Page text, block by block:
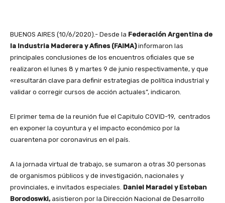
BUENOS AIRES (10/6/2020).- Desde la Federación Argentina de
la Industria Maderera y Afines (FAIMA)informaron las
principales conclusiones de los encuentros oficiales que se
realizaron el lunes 8 y martes 9 de junio respectivamente, y que
«resultarán clave para definir estrategias de política industrial y
validar o corregir cursos de acción actuales”, indicaron.
El primer tema de la reunión fue el Capitulo COVID-19, centrados
en exponer la coyuntura y el impacto económico por la
cuarentena por coronavirus en el país.
A la jornada virtual de trabajo, se sumaron a otras 30 personas
de organismos públicos y de investigación, nacionales y
provinciales, e invitados especiales. Daniel Maradei y Esteban
Borodoswki,asistieron por la Dirección Nacional de Desarrollo